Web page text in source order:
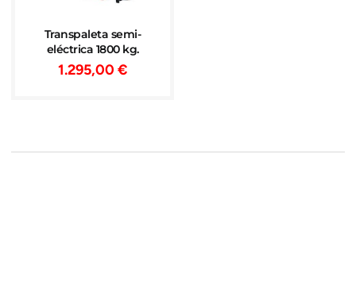
Transpaleta semi-
eléctrica 1800 kg.
1.295,00 €